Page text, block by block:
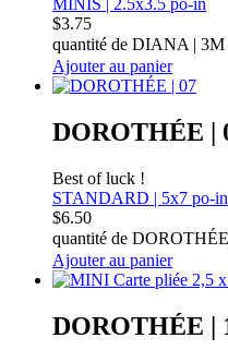
MINIS | 2.5x3.5 po-in
$3.75
quantité de DIANA |
Ajouter au panier
DOROTHÉE |
Best of luck !
STANDARD | 5x7 po-in
$6.50
quantité de
Ajouter au panier
DOROTHÉE |